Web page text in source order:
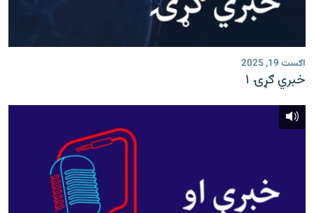
اګست 19, 2025
خبري ګړۍ ۱